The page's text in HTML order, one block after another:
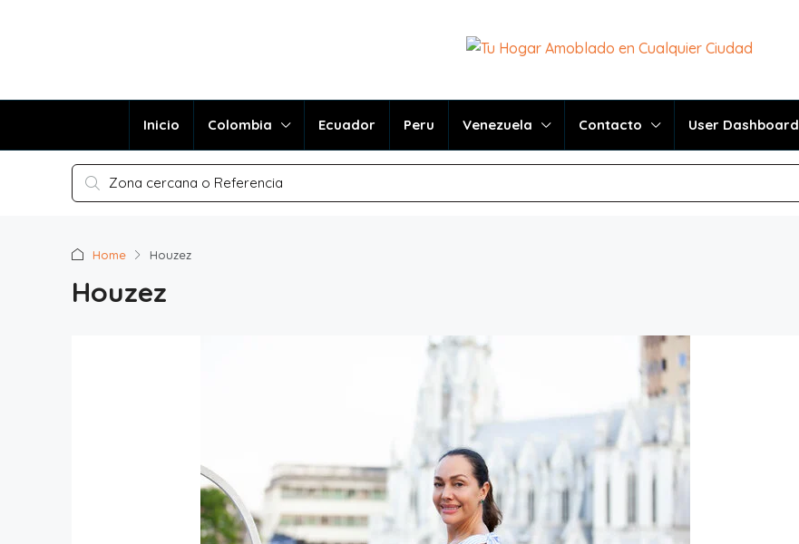
Inicio Colombia Ecuador Peru Venezuela Contacto User Dashboard
Home Houzez
Houzez